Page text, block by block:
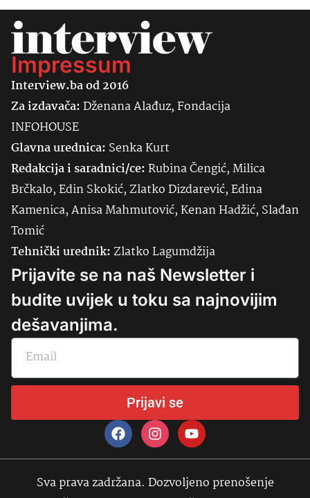
Impressum
Interview.ba od 2016
Za izdavača:Dženana Alađuz, Fondacija
INFOHOUSE
Glavna urednica: SenkaKurt
Redakcija i saradnici/ce:Rubina Čengić, Milica
Brčkalo, Edin Skokić, Zlatko Dizdarević, Edina
Kamenica, Anisa Mahmutović, Kenan Hadžić, Slađan
Tomić
Tehnički urednik:Zlatko Lagumdžija
Prijavite se na naš Newsletter i
budite uvijek u toku sa najnovijim
dešavanjima.
Prijavi se
Sva prava zadržana. Dozvoljeno prenošenje